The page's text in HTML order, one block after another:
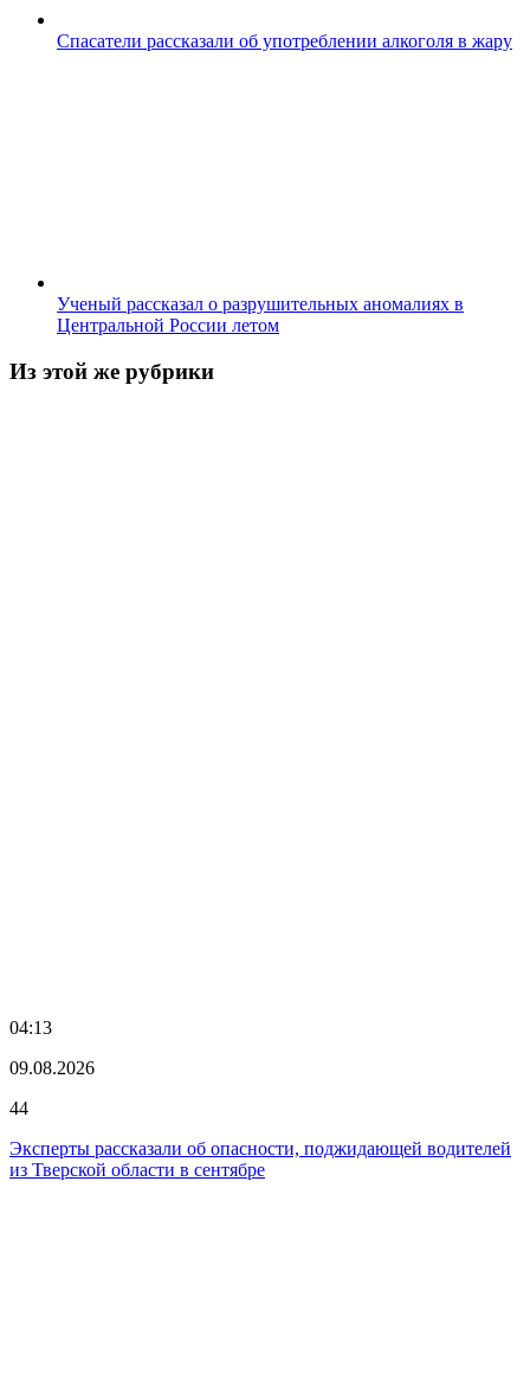
Спасатели рассказали об употреблении алкоголя в жару
Ученый рассказал о разрушительных аномалиях в
Центральной России летом
Из этой же рубрики
04:13
09.08.2026
44
Эксперты рассказали об опасности, поджидающей водителей
из Тверской области в сентябре